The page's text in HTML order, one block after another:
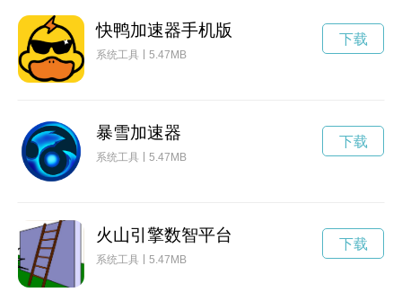
快鸭加速器手机版
系统工具 5.47MB
下载
暴雪加速器
系统工具 5.47MB
下载
火山引擎数智平台
系统工具 5.47MB
下载